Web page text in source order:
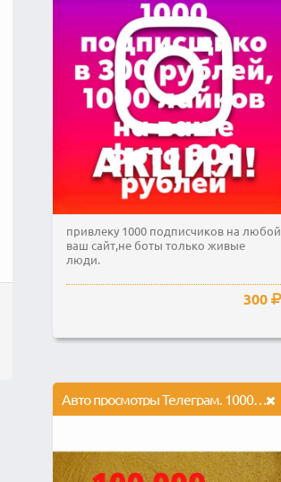
привлеку 1000 подписчиков на любой
ваш сайт,не боты только живые
люди.
300
Авто просмотры Телеграм. 100000 просмотров Telegram продвижение. Телеграмм просмотры